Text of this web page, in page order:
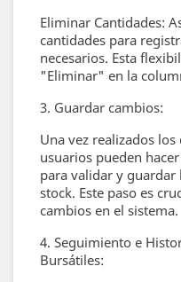
Eliminar Cantidades:
cantidades para
necesarios. Esta
"Eliminar" en la
3. Guardar cambios:
Una vez realizados
usuarios pueden
para validar y guardar
stock. Este paso es
cambios en el sistema.
4. Seguimiento e
Bursátiles: